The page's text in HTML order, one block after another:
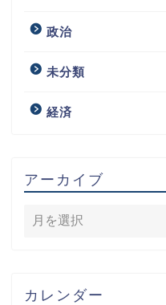
政治
未分類
経済
アーカイブ
カレンダー